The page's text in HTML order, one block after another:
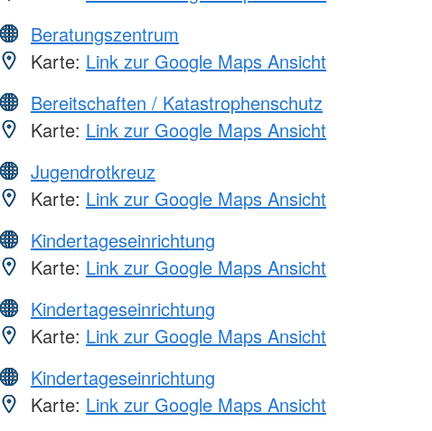
Beratungszentrum
Karte: Link zur Google Maps Ansicht
Bereitschaften / Katastrophenschutz
Karte: Link zur Google Maps Ansicht
Jugendrotkreuz
Karte: Link zur Google Maps Ansicht
Kindertageseinrichtung
Karte: Link zur Google Maps Ansicht
Kindertageseinrichtung
Karte: Link zur Google Maps Ansicht
Kindertageseinrichtung
Karte: Link zur Google Maps Ansicht